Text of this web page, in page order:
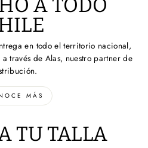
A TODO
en todo el territorio nacional,
través de Alas, nuestro partner de
MÁS
TU TALLA